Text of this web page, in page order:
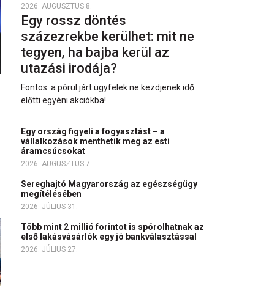
2026. AUGUSZTUS 8.
Egy rossz döntés
százezrekbe kerülhet: mit ne
tegyen, ha bajba kerül az
utazási irodája?
Fontos: a pórul járt ügyfelek ne kezdjenek idő
előtti egyéni akciókba!
Egy ország figyeli a fogyasztást – a
vállalkozások menthetik meg az esti
áramcsúcsokat
2026. AUGUSZTUS 7.
Sereghajtó Magyarország az egészségügy
megítélésében
2026. JÚLIUS 31.
Több mint 2 millió forintot is spórolhatnak az
első lakásvásárlók egy jó bankválasztással
2026. JÚLIUS 27.